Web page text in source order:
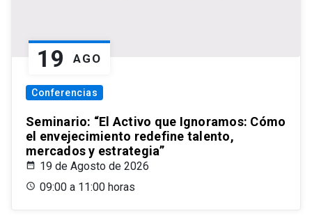
19 AGO
Conferencias
Seminario: “El Activo que Ignoramos: Cómo
el envejecimiento redefine talento,
mercados y estrategia”
19 de Agosto de 2026
09:00 a 11:00 horas